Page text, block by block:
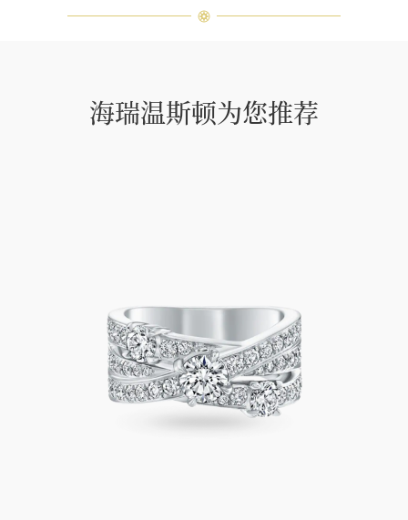
宝石皆与众不同而采用独特镶嵌方
海瑞温斯顿为您推荐